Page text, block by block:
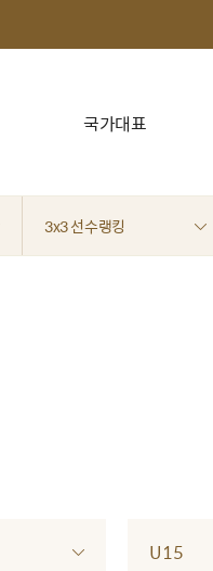
국가대표
3x3 선수랭킹
U15